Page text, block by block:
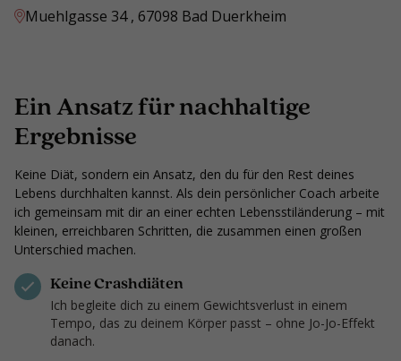
Muehlgasse 34 , 67098 Bad Duerkheim
Ein Ansatz für nachhaltige
Ergebnisse
Keine Diät, sondern ein Ansatz, den du für den Rest deines
Lebens durchhalten kannst. Als dein persönlicher Coach arbeite
ich gemeinsam mit dir an einer echten Lebensstiländerung – mit
kleinen, erreichbaren Schritten, die zusammen einen großen
Unterschied machen.
Keine Crashdiäten
Ich begleite dich zu einem Gewichtsverlust in einem
Tempo, das zu deinem Körper passt – ohne Jo-Jo-Effekt
danach.